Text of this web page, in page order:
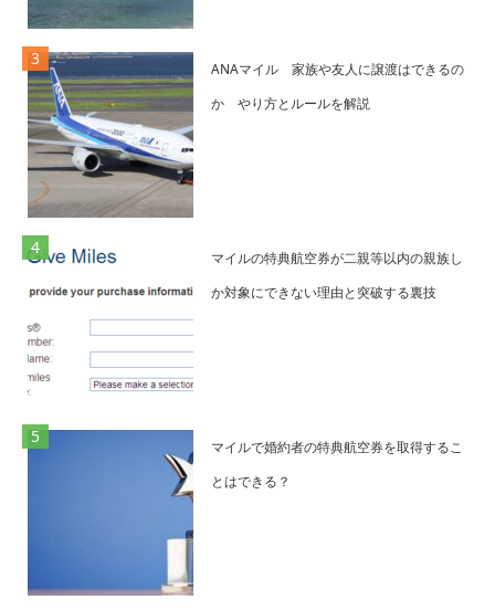
ANAマイル 家族や友人に譲渡はできるの
か やり方とルールを解説
マイルの特典航空券が二親等以内の親族し
か対象にできない理由と突破する裏技
マイルで婚約者の特典航空券を取得するこ
とはできる？